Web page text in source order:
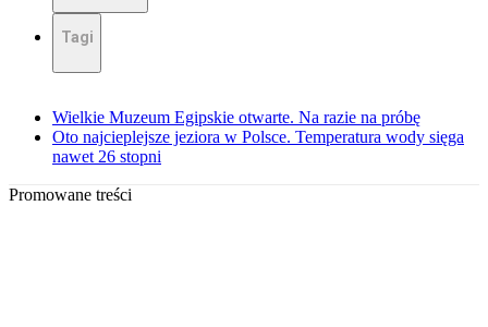
Tagi
Wielkie Muzeum Egipskie otwarte. Na razie na próbę
Oto najcieplejsze jeziora w Polsce. Temperatura wody sięga
nawet 26 stopni
Promowane treści